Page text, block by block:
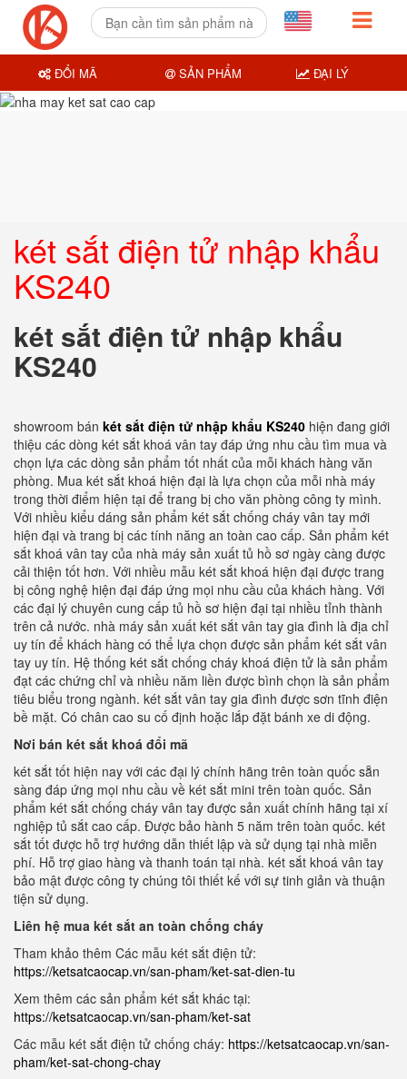
két sắt điện tử nhập khẩu
KS240
két sắt điện tử nhập khẩu
KS240
showroom bán két sắt điện tử nhập khẩu KS240 hiện đang giới
thiệu các dòng két sắt khoá vân tay đáp ứng nhu cầu tìm mua và
chọn lựa các dòng sản phẩm tốt nhất của mỗi khách hàng văn
phòng. Mua két sắt khoá hiện đại là lựa chọn của mỗi nhà máy
trong thời điểm hiện tại để trang bị cho văn phòng công ty mình.
Với nhiều kiểu dáng sản phẩm két sắt chống cháy vân tay mới
hiện đại và trang bị các tính năng an toàn cao cấp. Sản phẩm két
sắt khoá vân tay của nhà máy sản xuất tủ hồ sơ ngày càng được
cải thiện tốt hơn. Với nhiều mẫu két sắt khoá hiện đại được trang
bị công nghệ hiện đại đáp ứng mọi nhu cầu của khách hàng. Với
các đại lý chuyên cung cấp tủ hồ sơ hiện đại tại nhiều tỉnh thành
trên cả nước. nhà máy sản xuất két sắt vân tay gia đình là địa chỉ
uy tín để khách hàng có thể lựa chọn được sản phẩm két sắt vân
tay uy tín. Hệ thống két sắt chống cháy khoá điện tử là sản phẩm
đạt các chứng chỉ và nhiều năm liền được bình chọn là sản phẩm
tiêu biểu trong ngành. két sắt vân tay gia đình được sơn tĩnh điện
bề mặt. Có chân cao su cố định hoặc lắp đặt bánh xe di động.
Nơi bán két sắt khoá đổi mã
két sắt tốt hiện nay với các đại lý chính hãng trên toàn quốc sẵn
sàng đáp ứng mọi nhu cầu về két sắt mini trên toàn quốc. Sản
phẩm két sắt chống cháy vân tay được sản xuất chính hãng tại xí
nghiệp tủ sắt cao cấp. Được bảo hành 5 năm trên toàn quốc. két
sắt tốt được hỗ trợ hướng dẫn thiết lập và sử dụng tại nhà miễn
phí. Hỗ trợ giao hàng và thanh toán tại nhà. két sắt khoá vân tay
bảo mật được công ty chúng tôi thiết kế với sự tinh giản và thuận
tiện sử dụng.
Liên hệ mua két sắt an toàn chống cháy
Tham khảo thêm Các mẫu két sắt điện tử:
https://ketsatcaocap.vn/san-pham/ket-sat-dien-tu
Xem thêm các sản phẩm két sắt khác tại:
https://ketsatcaocap.vn/san-pham/ket-sat
Các mẫu két sắt điện tử chống cháy: https://ketsatcaocap.vn/san-
pham/ket-sat-chong-chay
ĐỔI MÃ SẢN PHẨM ĐẠI LÝ